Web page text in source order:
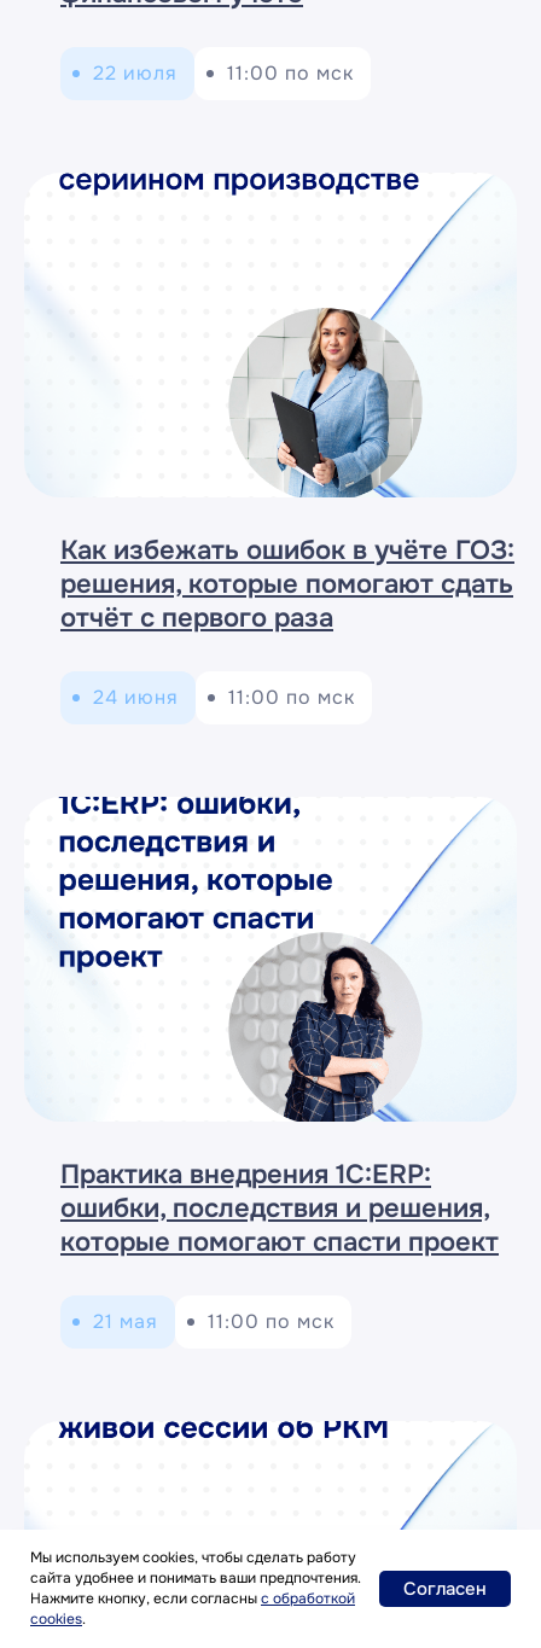
Мы используем cookies, чтобы сделать работу
сайта удобнее и понимать ваши предпочтения.
Нажмите кнопку, если согласныс обработкой
cookies.
Согласен
22 июля 11:00 по мск
Как избежать ошибок в учёте ГОЗ:
решения, которые помогают сдать
отчёт с первого раза
24 июня 11:00 по мск
Практика внедрения 1С:ERP:
ошибки, последствия и решения,
которые помогают спасти проект
21 мая 11:00 по мск